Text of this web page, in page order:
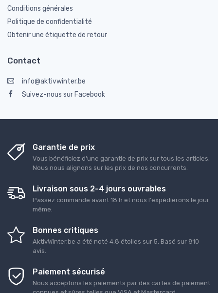
Conditions générales
Politique de confidentialité
Obtenir une étiquette de retour
Contact
info@aktivwinter.be
Suivez-nous sur Facebook
Garantie de prix
Vous bénéficiez d'une garantie de prix sur tous les articles.
Nous nous alignons sur les prix de nos concurrents.
Livraison sous 2-4 jours ouvrables
Passez commande avant 18 h et nous l'expédierons le jour
même.
Bonnes critiques
AktivWinter.be a été noté 4,8 étoiles sur 5 . Basé sur 810
avis.
Paiement sécurisé
Nous acceptons les paiements par des cartes de paiement